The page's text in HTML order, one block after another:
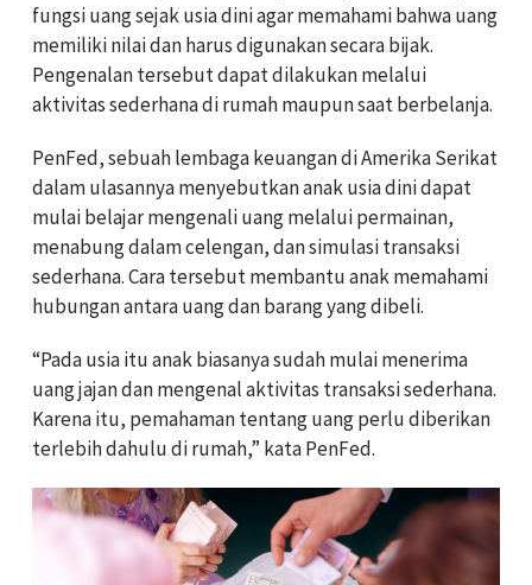
fungsi uang sejak usia dini agar memahami bahwa uang
memiliki nilai dan harus digunakan secara bijak.
Pengenalan tersebut dapat dilakukan melalui
aktivitas sederhana di rumah maupun saat berbelanja.
PenFed, sebuah lembaga keuangan di Amerika Serikat
dalam ulasannya menyebutkan anak usia dini dapat
mulai belajar mengenali uang melalui permainan,
menabung dalam celengan, dan simulasi transaksi
sederhana. Cara tersebut membantu anak memahami
hubungan antara uang dan barang yang dibeli.
“Pada usia itu anak biasanya sudah mulai menerima
uang jajan dan mengenal aktivitas transaksi sederhana.
Karena itu, pemahaman tentang uang perlu diberikan
terlebih dahulu di rumah,” kata PenFed.